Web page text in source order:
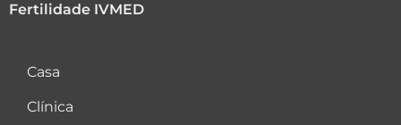
Fertilidade IVMED
Casa
Clínica